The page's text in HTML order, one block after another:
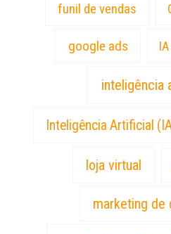
funil de vendas
google ads
inteligência
Inteligência Artificial
loja virtual
marketing de